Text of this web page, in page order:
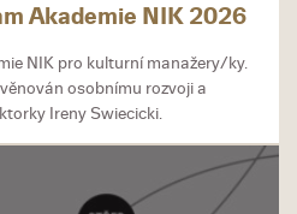
Akademie NIK 2026
NIK pro kulturní manažery/ky.
osobnímu rozvoji a
Ireny Swiecicki.